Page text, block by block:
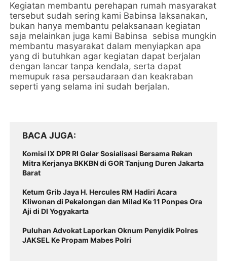
Kegiatan membantu perehapan rumah masyarakat
tersebut sudah sering kami Babinsa laksanakan,
bukan hanya membantu pelaksanaan kegiatan
saja melainkan juga kami Babinsa sebisa mungkin
membantu masyarakat dalam menyiapkan apa
yang di butuhkan agar kegiatan dapat berjalan
dengan lancar tanpa kendala, serta dapat
memupuk rasa persaudaraan dan keakraban
seperti yang selama ini sudah berjalan.
BACA JUGA
Komisi IX DPR RI Gelar Sosialisasi Bersama Rekan
Mitra Kerjanya BKKBN di GOR Tanjung Duren Jakarta
Barat
Ketum Grib Jaya H. Hercules RM Hadiri Acara
Kliwonan di Pekalongan dan Milad Ke 11 Ponpes Ora
Aji di DI Yogyakarta
Puluhan Advokat Laporkan Oknum Penyidik Polres
JAKSEL Ke Propam Mabes Polri